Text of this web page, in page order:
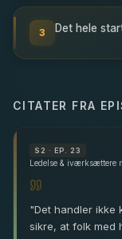
3 Det hele
CITATER FRA
S 2 · EP. 23
"Det handler ikke
sikre, at folk med